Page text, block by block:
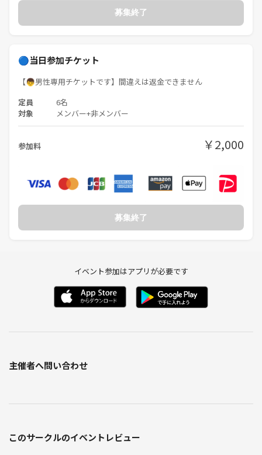
募集終了
🔵当日参加チケット
【👦男性専用チケットです】間違えは返金できません
定員 6名
対象
メンバー+非メンバー
参加料 ￥2,000
募集終了
イベント参加はアプリが必要です
主催者へ問い合わせ
このサークルのイベントレビュー